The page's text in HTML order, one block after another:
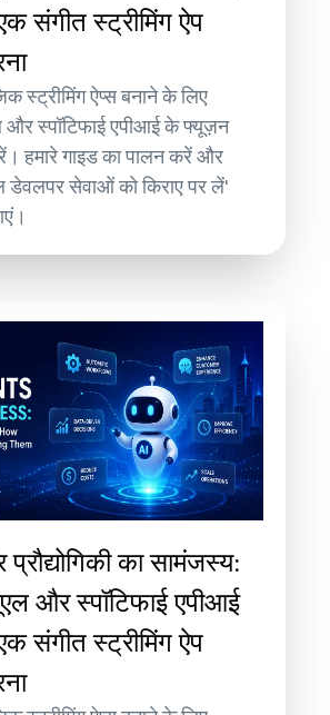
संगीत स्ट्रीमिंग ऐप
स्ट्रीमिंग ऐप्स बनाने के लिए
और स्पॉटिफाई एपीआई के फ्यूज़न
हमारे गाइड का पालन करें और
डेवलपर सेवाओं को किराए पर लें'
का सामंजस्य:
और स्पॉटिफाई एपीआई
संगीत स्ट्रीमिंग ऐप